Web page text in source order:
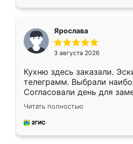
Ярослава
3 августа 2026
Кухню здесь заказали.
телеграмм. Выбрали
Согласовали день для
недели кухня была уже
довольны работой.
мебель за качественную
Читать полностью